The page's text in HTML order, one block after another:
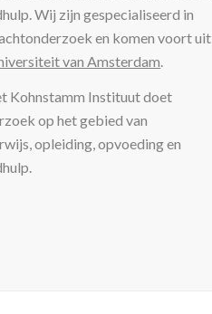
Wij zijn gespecialiseerd in
en komen voort uit
van Amsterdam